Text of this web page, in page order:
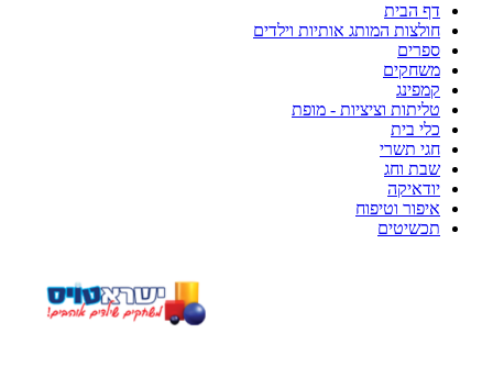
דף הבית
חולצות המותג אותיות וילדים
ספרים
משחקים
קמפינג
טליתות וציציות - מופת
כלי בית
חגי תשרי
שבת וחג
יודאיקה
איפור וטיפוח
תכשיטים